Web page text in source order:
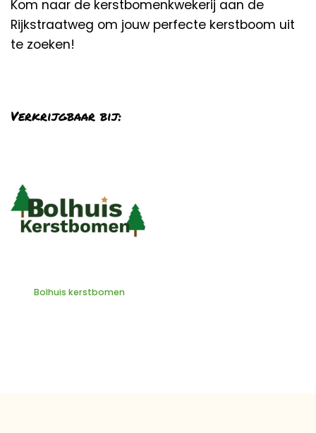
Kom naar de kerstbomenkwekerij aan de
Rijkstraatweg om jouw perfecte kerstboom uit
te zoeken!
Verkrijgbaar bij:
Bolhuis kerstbomen